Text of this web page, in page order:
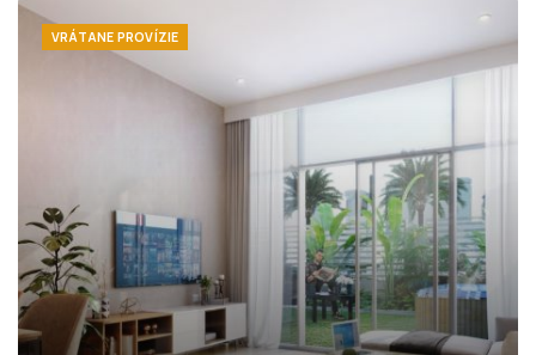
VRÁTANE PROVÍZIE